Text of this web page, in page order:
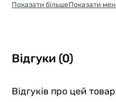
отримати повне
поліестерової мотузки.
М'яка і зручна ручка з
темряві.
Легкий і міцний
Показати більшеПоказати
Відгуки (0)
Відгуків про цей